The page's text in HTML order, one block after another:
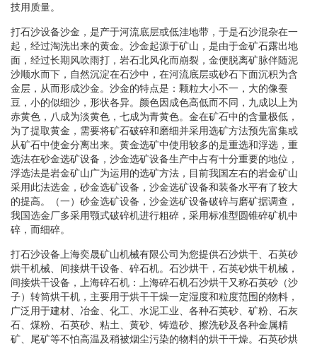
技用质量。
打石沙设备沙金，是产于河流底层或低洼地带，于是石沙混杂在一
起，经过淘洗出来的黄金。沙金起源于矿山，是由于金矿石露出地
面，经过长期风吹雨打，岩石北风化而崩裂，金便脱离矿脉伴随泥
沙顺水而下，自然沉淀在石沙中，在河流底层或砂石下面沉积为含
金层，从而形成沙金。沙金的特点是：颗粒大小不一，大的像蚕
豆，小的似细沙，形状各异。颜色因成色高低而不同，九成以上为
赤黄色，八成为淡黄色，七成为青黄色。金在矿石中的含量极低，
为了提取黄金，需要将矿石破碎和磨细并采用选矿方法预先富集或
从矿石中使金分离出来。黄金选矿中使用较多的是重选和浮选，重
选法在砂金选矿设备，沙金选矿设备生产中占有十分重要的地位，
浮选法是岩金矿山广为运用的选矿方法，目前我国左右的岩金矿山
采用此法选金，砂金选矿设备，沙金选矿设备和装备水平有了较大
的提高。（一）砂金选矿设备，沙金选矿设备破碎与磨矿据调查，
我国选金厂多采用颚式破碎机进行粗碎，采用标准型圆锥碎矿机中
碎，而细碎。
打石沙设备上海奕晟矿山机械有限公司为您提供石沙烘干、石英砂
烘干机械、间接烘干设备、碎石机。石沙烘干，石英砂烘干机械，
间接烘干设备，上海碎石机：上海碎石机石沙烘干又称石英砂（沙
子）转筒烘干机，主要用于烘干干燥一定湿度和粒度范围的物料，
广泛用于建材、冶金、化工、水泥工业、各种石英砂、矿粉、石灰
石、煤粉、石英砂、粘土、黄砂、铸造砂、擦洗砂及各种金属精
矿、尾矿等不怕高温及稍被烟尘污染的物料的烘干干燥。石英砂烘